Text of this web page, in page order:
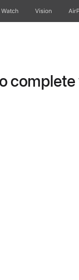
Watch Vision